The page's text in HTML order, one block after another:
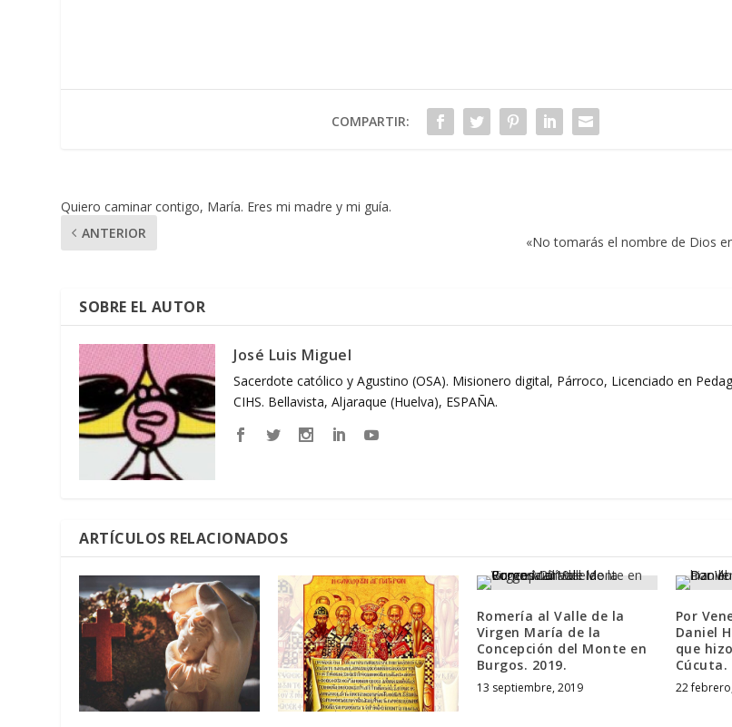
COMPARTIR:
Quiero caminar contigo, María. Eres mi madre y mi guía.
ANTERIOR
«No tomarás el nombre de Dios
SOBRE EL AUTOR
José Luis Miguel
Sacerdote católico y Agustino (OSA). Misionero digital, Párroco, Licenciado en
CIHS. Bellavista, Aljaraque (Huelva), ESPAÑA.
ARTÍCULOS RELACIONADOS
Romería al Valle de la
Virgen María de la
Concepción del Monte en
Burgos. 2019.
13 septiembre, 2019
Por
Daniel
que
Cúcuta.
22